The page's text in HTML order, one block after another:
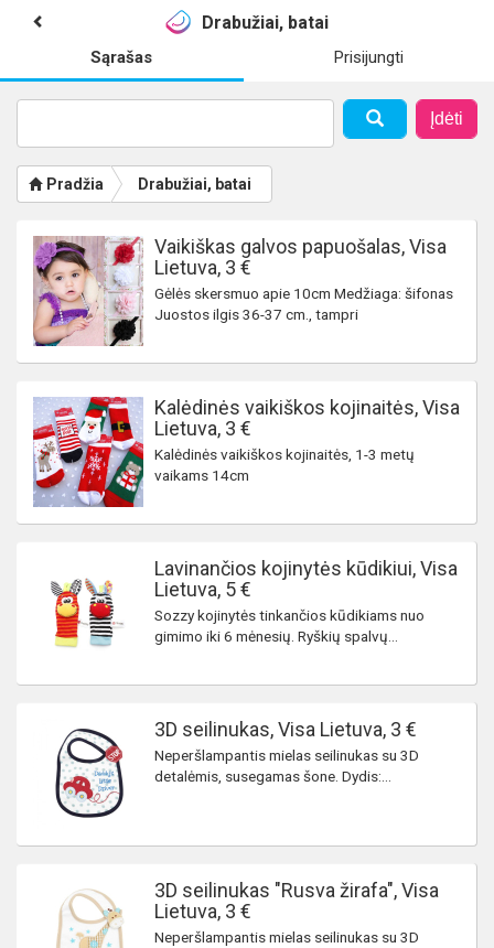
Drabužiai, batai
Sąrašas Prisijungti
Įdėti
Pradžia Drabužiai, batai
Vaikiškas galvos papuošalas, Visa
Lietuva, 3 €
Gėlės skersmuo apie 10cm Medžiaga: šifonas
Juostos ilgis 36-37 cm., tampri
Kalėdinės vaikiškos kojinaitės, Visa
Lietuva, 3 €
Kalėdinės vaikiškos kojinaitės, 1-3 metų
vaikams 14cm
Lavinančios kojinytės kūdikiui, Visa
Lietuva, 5 €
Sozzy kojinytės tinkančios kūdikiams nuo
gimimo iki 6 mėnesių. Ryškių spalvų...
3D seilinukas, Visa Lietuva, 3 €
Neperšlampantis mielas seilinukas su 3D
detalėmis, susegamas šone. Dydis:...
3D seilinukas "Rusva žirafa", Visa
Lietuva, 3 €
Neperšlampantis mielas seilinukas su 3D